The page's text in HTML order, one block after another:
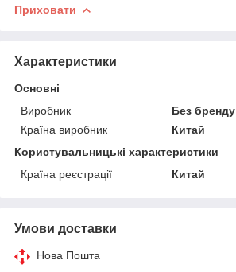
Приховати
Характеристики
Основні
Виробник
Без бренду
Країна виробник
Китай
Користувальницькі характеристики
Країна реєстрації
Китай
Умови доставки
Нова Пошта